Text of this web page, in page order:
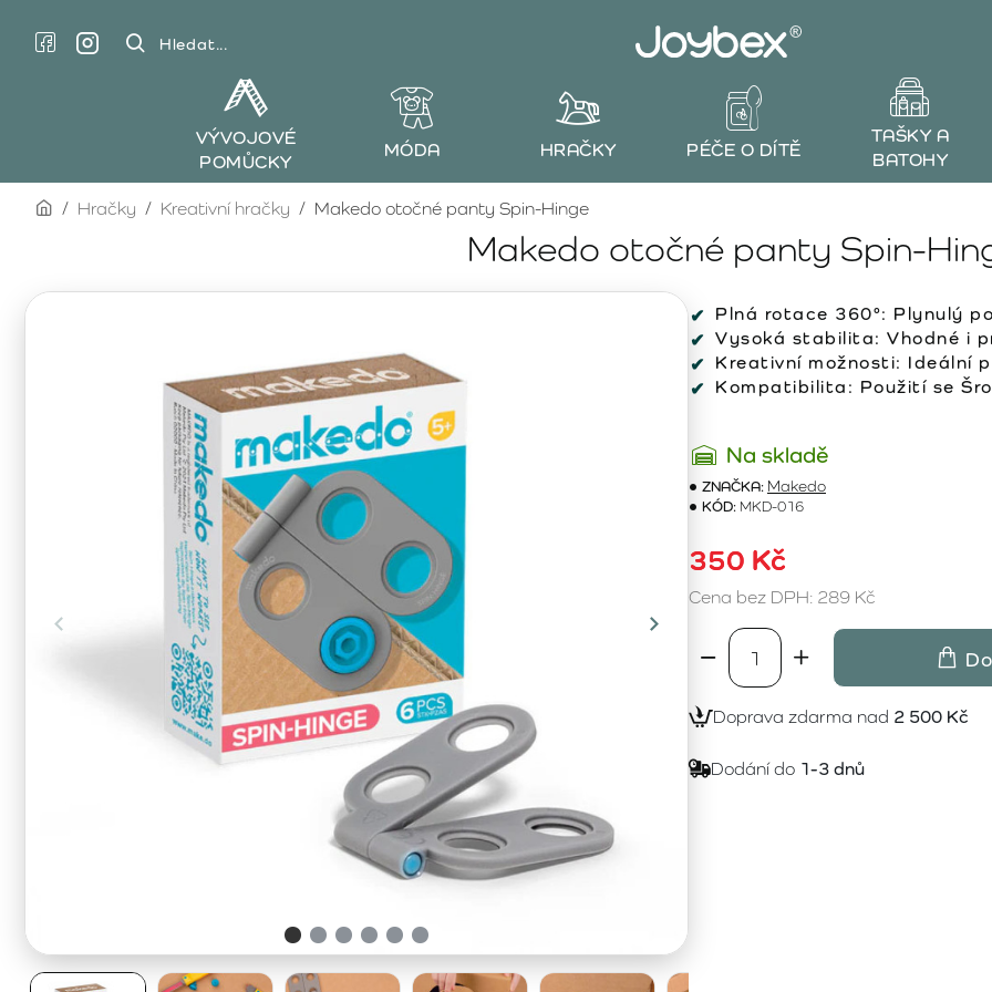
Hledat...
VÝVOJOVÉ
POMŮCKY
MÓDA HRAČKY PÉČE O DÍTĚ
TAŠKY A
BATOHY
Makedo otočné panty Spin-
homeHračky Kreativní hračky Makedo otočné panty Spin-Hinge
Plná rotace 360°: Plynulý
Vysoká stabilita: Vhodné i
Kreativní možnosti: Ideální
Kompatibilita: Použití se
Na skladě
ZNAČKA: Makedo
KÓD: MKD-016
350 Kč
Cena bez DPH: 289 Kč
Doprava zdarma nad 2 500 Kč
Dodání do 1-3 dnů